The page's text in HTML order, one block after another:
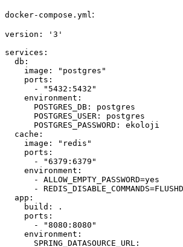
docker-compose.yml:
version: '3'
services:
  db:
    image: "postgres"
    ports:
      - "5432:5432"
    environment:
      POSTGRES_DB: postgres
      POSTGRES_USER: postgres
      POSTGRES_PASSWORD: ekoloji
  cache:
    image: "redis"
    ports:
      - "6379:6379"
    environment:
      - ALLOW_EMPTY_PASSWORD=yes
-
  app:
    build: .
    ports:
      - "8080:8080"
    environment: